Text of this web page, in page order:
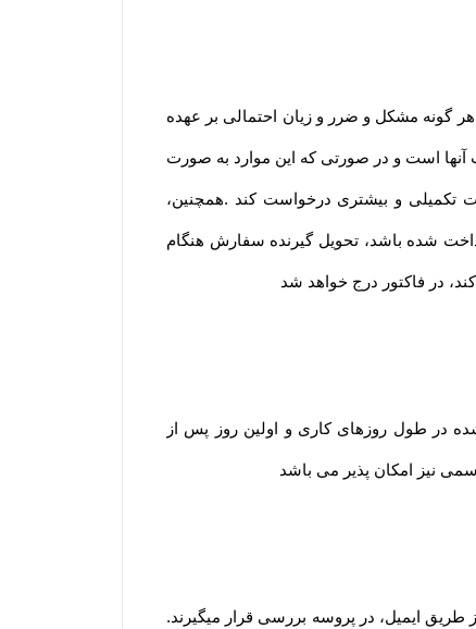
گونه مشکل و ضرر و زیان احتمالی بر عهده
آنها است و در صورتی که این موارد به صورت
و بیشتری درخواست کند .همچنین،
شده باشد، تحویل گیرنده سفارش هنگام
در فاکتور درج خواهد شد
در طول روزهای کاری و اولین روز پس از
نیز امکان پذیر می باشد
ایمیل، در پروسه بررسی قرار میگیرند.